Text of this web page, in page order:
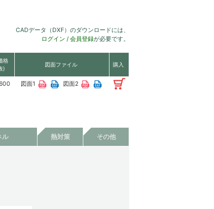
CADデータ（DXF）のダウンロードには、
ログイン / 会員登録が必要です。
格
)
図面ファイル 購入
図面1 図面2
ル 熱対策 その他